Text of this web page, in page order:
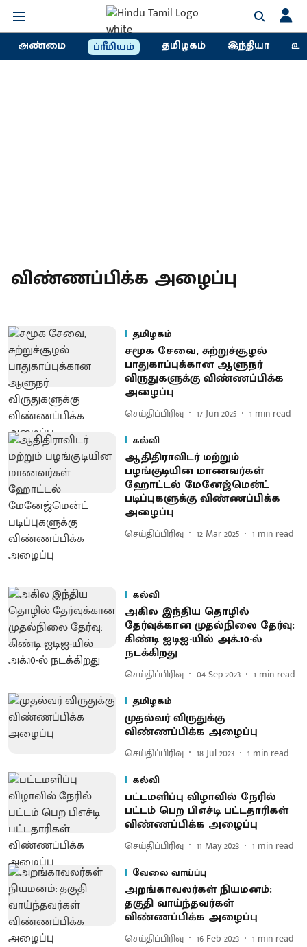
அண்மை ப்ரீமியம் தமிழகம் இந்தியா
விண்ணப்பிக்க அழைப்பு
தமிழகம்
சமூக சேவை, சுற்றுச்சூழல்
பாதுகாப்புக்கான ஆளுநர்
விருதுகளுக்கு விண்ணப்பிக்க
அழைப்பு
செய்திப்பிரிவு 17 Jun 2025 1 min read
கல்வி
ஆதிதிராவிடர் மற்றும்
பழங்குடியின மாணவர்கள்
ஹோட்டல் மேனேஜ்மென்ட்
படிப்புகளுக்கு விண்ணப்பிக்க
அழைப்பு
செய்திப்பிரிவு 12 Mar 2025 1 min read
கல்வி
அகில இந்திய தொழில்
தேர்வுக்கான முதல்நிலை தேர்வு:
கிண்டி ஐடிஐ-யில் அக்.10-ல்
நடக்கிறது
செய்திப்பிரிவு 04 Sep 2023 1 min read
தமிழகம்
முதல்வர் விருதுக்கு
விண்ணப்பிக்க அழைப்பு
செய்திப்பிரிவு 18 Jul 2023 1 min read
கல்வி
பட்டமளிப்பு விழாவில் நேரில்
பட்டம் பெற பிஎச்டி பட்டதாரிகள்
விண்ணப்பிக்க அழைப்பு
செய்திப்பிரிவு 11 May 2023 1 min read
வேலை வாய்ப்பு
அறங்காவலர்கள் நியமனம்:
தகுதி வாய்ந்தவர்கள்
விண்ணப்பிக்க அழைப்பு
செய்திப்பிரிவு 16 Feb 2023 1 min read